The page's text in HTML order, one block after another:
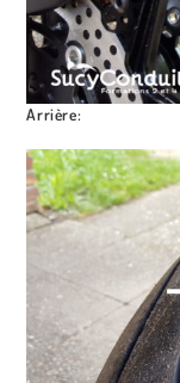
Arrière: